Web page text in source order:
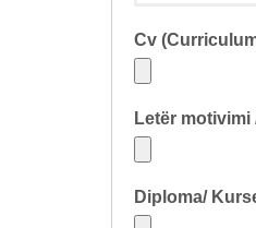
Cv
Letër motivimi
Diploma/